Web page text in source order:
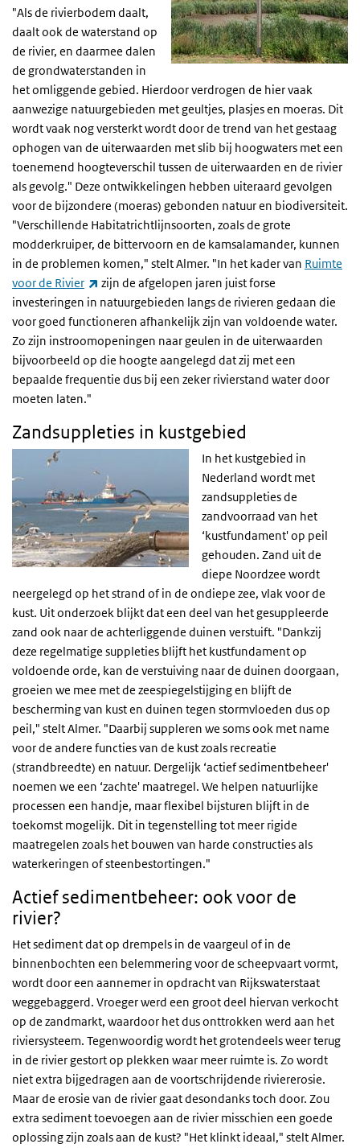
"Als de rivierbodem daalt,
daalt ook de waterstand op
de rivier, en daarmee dalen
de grondwaterstanden in
het omliggende gebied. Hierdoor verdrogen de hier vaak
aanwezige natuurgebieden met geultjes, plasjes en moeras. Dit
wordt vaak nog versterkt wordt door de trend van het gestaag
ophogen van de uiterwaarden met slib bij hoogwaters met een
toenemend hoogteverschil tussen de uiterwaarden en de rivier
als gevolg." Deze ontwikkelingen hebben uiteraard gevolgen
voor de bijzondere (moeras) gebonden natuur en biodiversiteit.
"Verschillende Habitatrichtlijnsoorten, zoals de grote
modderkruiper, de bittervoorn en de kamsalamander, kunnen
in de problemen komen," stelt Almer. "In het kader van Ruimte
voor de Rivier
(externe link)
zijn de afgelopen jaren juist forse
investeringen in natuurgebieden langs de rivieren gedaan die
voor goed functioneren afhankelijk zijn van voldoende water.
Zo zijn instroomopeningen naar geulen in de uiterwaarden
bijvoorbeeld op die hoogte aangelegd dat zij met een
bepaalde frequentie dus bij een zeker rivierstand water door
moeten laten."
Zandsuppleties in kustgebied
In het kustgebied in
Nederland wordt met
zandsuppleties de
zandvoorraad van het
‘kustfundament' op peil
gehouden. Zand uit de
diepe Noordzee wordt
neergelegd op het strand of in de ondiepe zee, vlak voor de
kust. Uit onderzoek blijkt dat een deel van het gesuppleerde
zand ook naar de achterliggende duinen verstuift. "Dankzij
deze regelmatige suppleties blijft het kustfundament op
voldoende orde, kan de verstuiving naar de duinen doorgaan,
groeien we mee met de zeespiegelstijging en blijft de
bescherming van kust en duinen tegen stormvloeden dus op
peil," stelt Almer. "Daarbij suppleren we soms ook met name
voor de andere functies van de kust zoals recreatie
(strandbreedte) en natuur. Dergelijk ‘actief sedimentbeheer'
noemen we een ‘zachte' maatregel. We helpen natuurlijke
processen een handje, maar flexibel bijsturen blijft in de
toekomst mogelijk. Dit in tegenstelling tot meer rigide
maatregelen zoals het bouwen van harde constructies als
waterkeringen of steenbestortingen."
Actief sedimentbeheer: ook voor de
rivier?
Het sediment dat op drempels in de vaargeul of in de
binnenbochten een belemmering voor de scheepvaart vormt,
wordt door een aannemer in opdracht van Rijkswaterstaat
weggebaggerd. Vroeger werd een groot deel hiervan verkocht
op de zandmarkt, waardoor het dus onttrokken werd aan het
riviersysteem. Tegenwoordig wordt het grotendeels weer terug
in de rivier gestort op plekken waar meer ruimte is. Zo wordt
niet extra bijgedragen aan de voortschrijdende riviererosie.
Maar de erosie van de rivier gaat desondanks toch door. Zou
extra sediment toevoegen aan de rivier misschien een goede
oplossing zijn zoals aan de kust? "Het klinkt ideaal," stelt Almer.